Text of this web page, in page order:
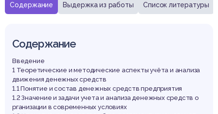
Содержание Выдержка из работы Список литературы
Содержание
Введение
1 Теоретические и методические аспекты учёта и анализа
движения денежных средств
1.1 Понятие и состав денежных средств предприятия
1.2 Значение и задачи учета и анализа денежных средств о
рганизации в современных условиях